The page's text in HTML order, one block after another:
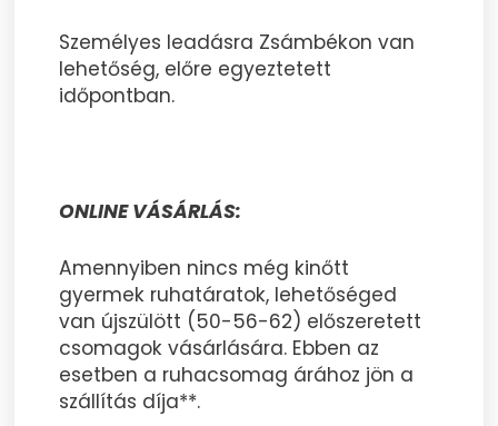
Személyes leadásra Zsámbékon van
lehetőség, előre egyeztetett
időpontban.
ONLINE VÁSÁRLÁS:
Amennyiben nincs még kinőtt
gyermek ruhatáratok, lehetőséged
van újszülött (50-56-62) előszeretett
csomagok vásárlására. Ebben az
esetben a ruhacsomag árához jön a
szállítás díja**.